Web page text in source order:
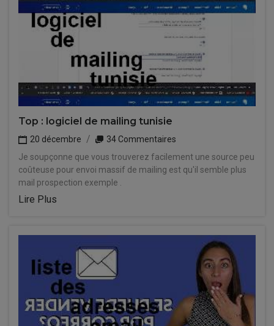
Top : logiciel de mailing tunisie
20 décembre
34 Commentaires
Je soupçonne que vous trouverez facilement une source peu
coûteuse pour envoi massif de mailing est qu'il semble plus
mail prospection exemple .
Lire Plus